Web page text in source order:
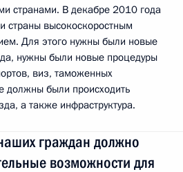
странами. В декабре 2010 года
страны высокоскоростным
Для этого нужны были новые
нужны были новые процедуры
виз, таможенных
должны были происходить
а также инфраструктура.
граждан должно
возможности для